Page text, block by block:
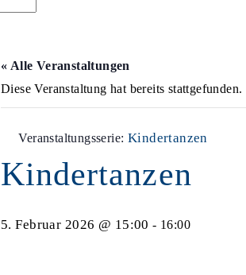
« Alle Veranstaltungen
Diese Veranstaltung hat bereits stattgefunden.
Veranstaltungsserie: Kindertanzen
Kindertanzen
5. Februar 2026 @ 15:00 - 16:00